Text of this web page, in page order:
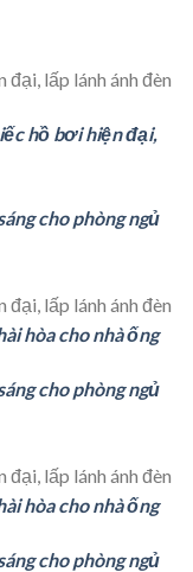
hồ bơi hiện đại,
cho phòng ngủ
hòa cho nhà ống
cho phòng ngủ
hòa cho nhà ống
cho phòng ngủ